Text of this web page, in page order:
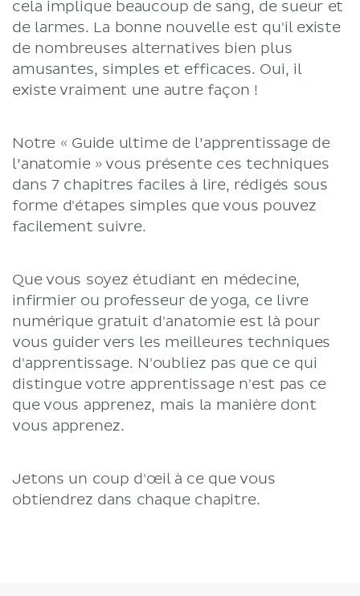
cela implique beaucoup de sang, de sueur et
de larmes. La bonne nouvelle est qu'il existe
de nombreuses alternatives bien plus
amusantes, simples et efficaces. Oui, il
existe vraiment une autre façon !
Notre « Guide ultime de l’apprentissage de
l’anatomie » vous présente ces techniques
dans 7 chapitres faciles à lire, rédigés sous
forme d'étapes simples que vous pouvez
facilement suivre.
Que vous soyez étudiant en médecine,
infirmier ou professeur de yoga, ce livre
numérique gratuit d'anatomie est là pour
vous guider vers les meilleures techniques
d'apprentissage. N'oubliez pas que ce qui
distingue votre apprentissage n'est pas ce
que vous apprenez, mais la manière dont
vous apprenez.
Jetons un coup d'œil à ce que vous
obtiendrez dans chaque chapitre.